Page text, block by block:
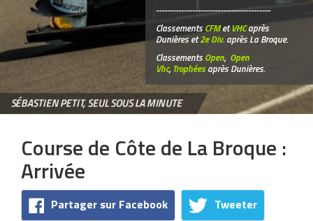
-----------------------------------------
ClassementsCFMetVHCaprès
Dunières et2e Div.après La Broque.
ClassementsOpen, Open
Vhc, Trophéesaprès Dunières.
SÉBASTIEN PETIT, SEUL SOUS LA MINUTE
Course de Côte de La Broque :
Arrivée
Partager sur Facebook Tweeter